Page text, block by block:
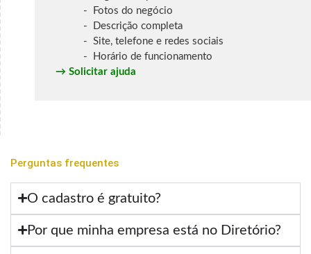
- Fotos do negócio
- Descrição completa
- Site, telefone e redes sociais
- Horário de funcionamento
→ Solicitar ajuda
Perguntas frequentes
O cadastro é gratuito?
Por que minha empresa está no Diretório?